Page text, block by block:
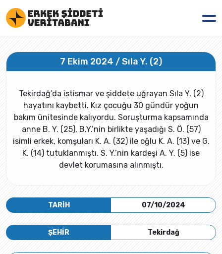
7 Ekim 2024 / Sıla Y. (2)
Tekirdağ’da istismar ve şiddete uğrayan Sıla Y. (2)
hayatını kaybetti. Kız çocuğu 30 gündür yoğun
bakım ünitesinde kalıyordu. Soruşturma kapsamında
anne B. Y. (25), B.Y.’nin birlikte yaşadığı S. Ö. (57)
isimli erkek, komşuları K. A. (32) ile oğlu K. A. (13) ve G.
K. (14) tutuklanmıştı. S. Y.’nin kardeşi A. Y. (5) ise
devlet korumasına alınmıştı.
TARİH 07/10/2024
Tekirdağ
ŞEHİR